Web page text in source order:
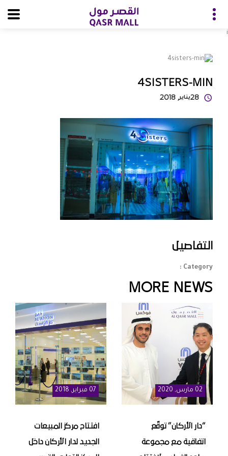
i
4SISTERS-MIN
28يناير, 2018
التفاصيل
Category :
MORE NEWS
02 مارس, 2020
“دار الأركان” توقّع
اتفاقية مع مجموعة
07 فبراير, 2018
افتتاح مركز المبيعات
الجديد لدار الأركان داخل